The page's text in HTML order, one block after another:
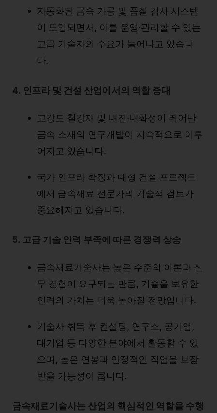
자동화된 금속 가공 및 품질 검사 시스템
이 도입되면서, 이를 운영·관리할 수 있는
고급 기술자의 수요가 늘어나고 있습니
다.
4. 인프라 및 건설 산업에서의 역할 증대
고강도 철강재 및 내진·내화성이 뛰어난
금속 소재의 연구개발이 지속적으로 이루
어지고 있습니다.
국가 인프라 확장과 대형 건설 프로젝트
에서 금속재료 전문가의 기술적 검토가
중요해지고 있습니다.
5. 고급 기술 인력 부족에 따른 경쟁력 상승
금속재료기술사는 높은 수준의 이론과 실
무 경험이 요구되는 만큼, 기술을 보유한
인력의 가치는 더욱 높아질 전망입니다.
기술사 취득 후 컨설팅, 연구소, 공기업,
대기업 등 다양한 분야에서 활동할 수 있
으며, 높은 연봉과 안정적인 직업을 보장
받을 가능성이 큽니다.
금속재료기술사는 산업의 핵심적인 역할을 수행